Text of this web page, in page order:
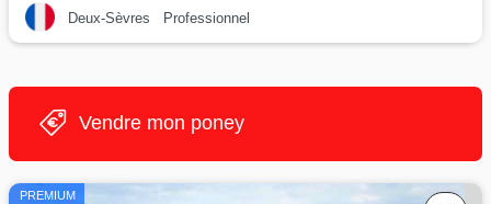
Deux-Sèvres Professionnel
Vendre mon poney
PREMIUM